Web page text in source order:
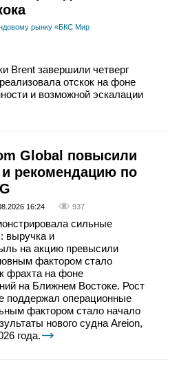
рынку «БКС Мир
Brent завершили четверг
отскок на фоне
и возможной эскалации
Global повысили
рекомендацию по
16:24 937
сильные
выручка и
на акцию превысили
фактором стало
фрахта на фоне
на Ближнем Востоке. Рост
поддержал операционные
фактором стало начало
нового судна Areion,
года.